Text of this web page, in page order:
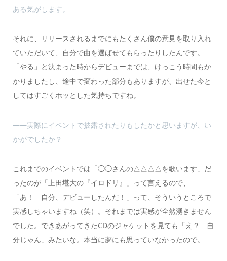
ある気がします。
それに、リリースされるまでにもたくさん僕の意見を取り入れ
ていただいて、自分で曲を選ばせてもらったりしたんです。
「やる」と決まった時からデビューまでは、けっこう時間もか
かりましたし、途中で変わった部分もありますが、出せた今と
してはすごくホッとした気持ちですね。
――実際にイベントで披露されたりもしたかと思いますが、い
かがでしたか？
これまでのイベントでは「◯◯さんの△△△△を歌います」だ
ったのが「上田堪大の『イロドリ』」って言えるので、
「あ！ 自分、デビューしたんだ！」って、そういうところで
実感しちゃいますね（笑）。それまでは実感が全然湧きません
でした。できあがってきたCDのジャケットを見ても「え？ 自
分じゃん」みたいな。本当に夢にも思っていなかったので。